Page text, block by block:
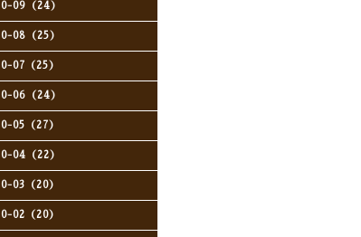
09（24）
08（25）
07（25）
06（24）
05（27）
04（22）
03（20）
02（20）